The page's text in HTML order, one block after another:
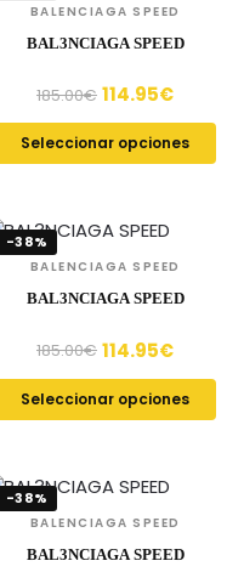
BALENCIAGA SPEED
BAL3NCIAGA SPEED
185.00€ 114.95€
Seleccionar opciones
-38%
BALENCIAGA SPEED
BAL3NCIAGA SPEED
185.00€ 114.95€
Seleccionar opciones
-38%
BALENCIAGA SPEED
BAL3NCIAGA SPEED